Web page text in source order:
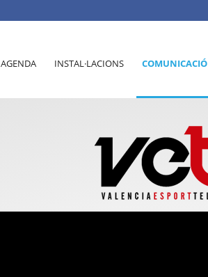
AGENDA INSTAL·LACIONS COMUNICACIÓ